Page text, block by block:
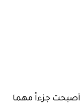
اكواد لعبة blue lock في لعبة Roblox أصبحت جزءاً مهما